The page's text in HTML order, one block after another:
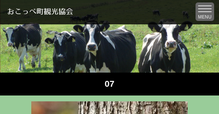
MENU
07